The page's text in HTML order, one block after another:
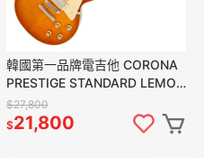
韓國第一品牌電吉他 CORONA
PRESTIGE STANDARD LEMON
BURST LP22 LMB 雙雙
$27,800
$21,800